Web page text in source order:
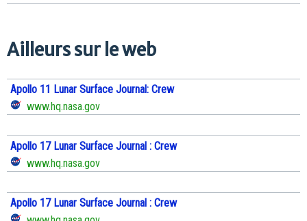
Ailleurs sur le web
Apollo 11 Lunar Surface Journal: Crew
www.hq.nasa.gov
Apollo 17 Lunar Surface Journal : Crew
www.hq.nasa.gov
Apollo 17 Lunar Surface Journal : Crew